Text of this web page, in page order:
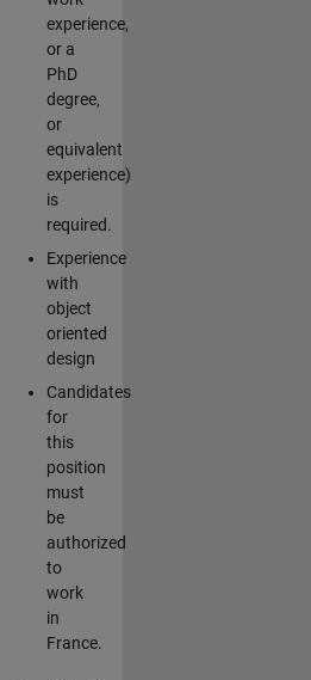
experience,
or a
PhD
degree,
or
equivalent
experience)
is
required.
Experience
with
object
oriented
design
Candidates
for
this
position
must
be
authorized
to
work
in
France.